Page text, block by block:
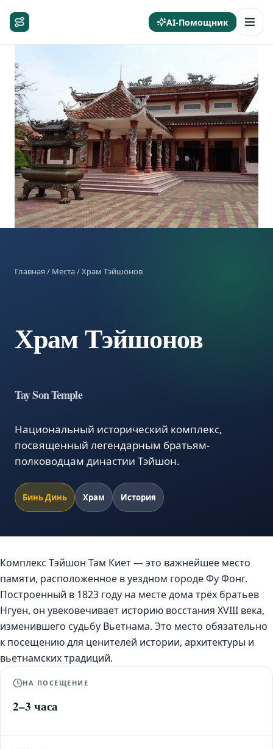
AI-Помощник
Главная/ Места/ Храм Тэйшонов
Храм Тэйшонов
Tay Son Temple
Национальный исторический комплекс,
посвященный легендарным братьям-
полководцам династии Тэйшон.
Бинь Динь Храм История
Комплекс Тэйшон Там Киет — это важнейшее место
памяти, расположенное в уездном городе Фу Фонг.
Построенный в 1823 году на месте дома трёх братьев
Нгуен, он увековечивает историю восстания XVIII века,
изменившего судьбу Вьетнама. Это место обязательно
к посещению для ценителей истории, архитектуры и
вьетнамских традиций.
НА ПОСЕЩЕНИЕ
2–3 часа